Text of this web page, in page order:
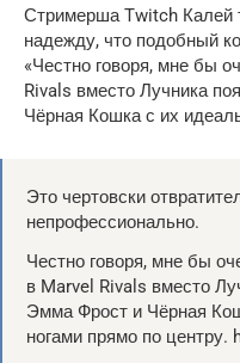
Стримерша Twitch Калей
надежду, что подобный
«Честно говоря, мне бы
Rivals вместо Лучника
Чёрная Кошка с их
Это чертовски
непрофессионально.
Честно говоря, мне бы
в Marvel Rivals вместо
Эмма Фрост и Чёрная
ногами прямо по